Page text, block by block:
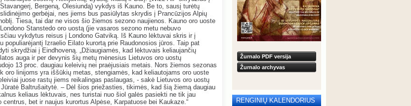
Bergeną, Olesiundą) vykdys iš Kauno. Be to, sausį turėtų
gerbėjai, nes jiems bus pasiūlytas skrydis į Prancūzijos Alpių
Tiesa, tai dar ne visos šio žiemos sezono naujienos. Kauno oro uoste
Stanstedo oro uostą (jie vasaros sezono metu nebuvo
vykdytus reisus į Londono Gatviką. Iš Kauno lėktuvai skris ir į
populiarėjantį Izraelio Eilato kurortą prie Raudonosios jūros. Taip pat
skrydžiai į Eindhoveną. „Džiaugiamės, kad lėktuvais keliaujančių
auga ir per devynis šių metų mėnesius Lietuvos oro uostų
13 proc. daugiau keleivių nei praėjusiais metais. Nors žiemos sezonas
oro linijoms yra iššūkių metas, stengiamės, kad keliautojams oro uoste
juose rastų jiems reikalingas paslaugas, - sakė Lietuvos oro uostų
Baltrušaitytė. – Dėl šios priežasties, tikimės, kad šią žiemą daugiau
keliaus lėktuvais, nes turistai nuo šiol galės pasiekti ne tik jau
centrus, bet ir naujus kurortus Alpėse, Karpatuose bei Kaukaze.“
Žurnalo PDF versija
Žurnalo archyvas
RENGINIŲ KALENDORIUS